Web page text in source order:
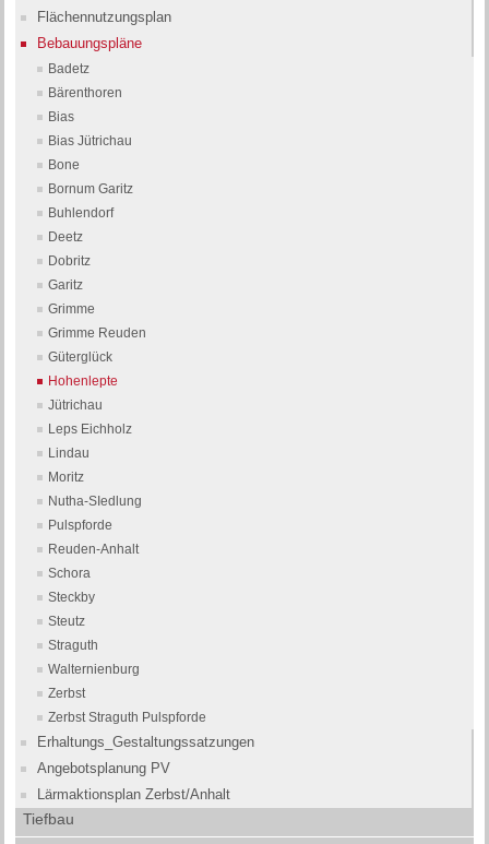
Flächennutzungsplan
Bebauungspläne
Badetz
Bärenthoren
Bias
Bias Jütrichau
Bone
Bornum Garitz
Buhlendorf
Deetz
Dobritz
Garitz
Grimme
Grimme Reuden
Güterglück
Hohenlepte
Jütrichau
Leps Eichholz
Lindau
Moritz
Nutha-SIedlung
Pulspforde
Reuden-Anhalt
Schora
Steckby
Steutz
Straguth
Walternienburg
Zerbst
Zerbst Straguth Pulspforde
Erhaltungs_Gestaltungssatzungen
Angebotsplanung PV
Lärmaktionsplan Zerbst/Anhalt
Tiefbau